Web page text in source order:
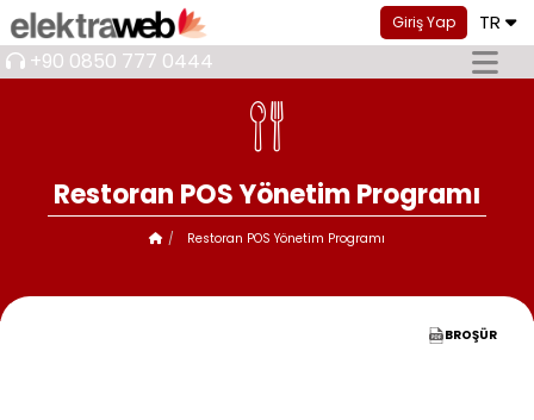
Giriş Yap TR
+90 0850 777 0444
Restoran POS Yönetim Programı
Restoran POS Yönetim Programı
BROŞÜR